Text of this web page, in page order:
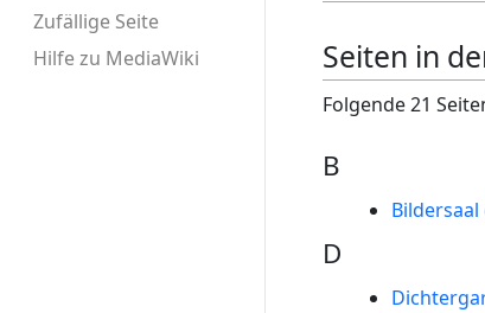
Zufällige Seite
Hilfe zu MediaWiki
Seiten in
Folgende 21
B
D